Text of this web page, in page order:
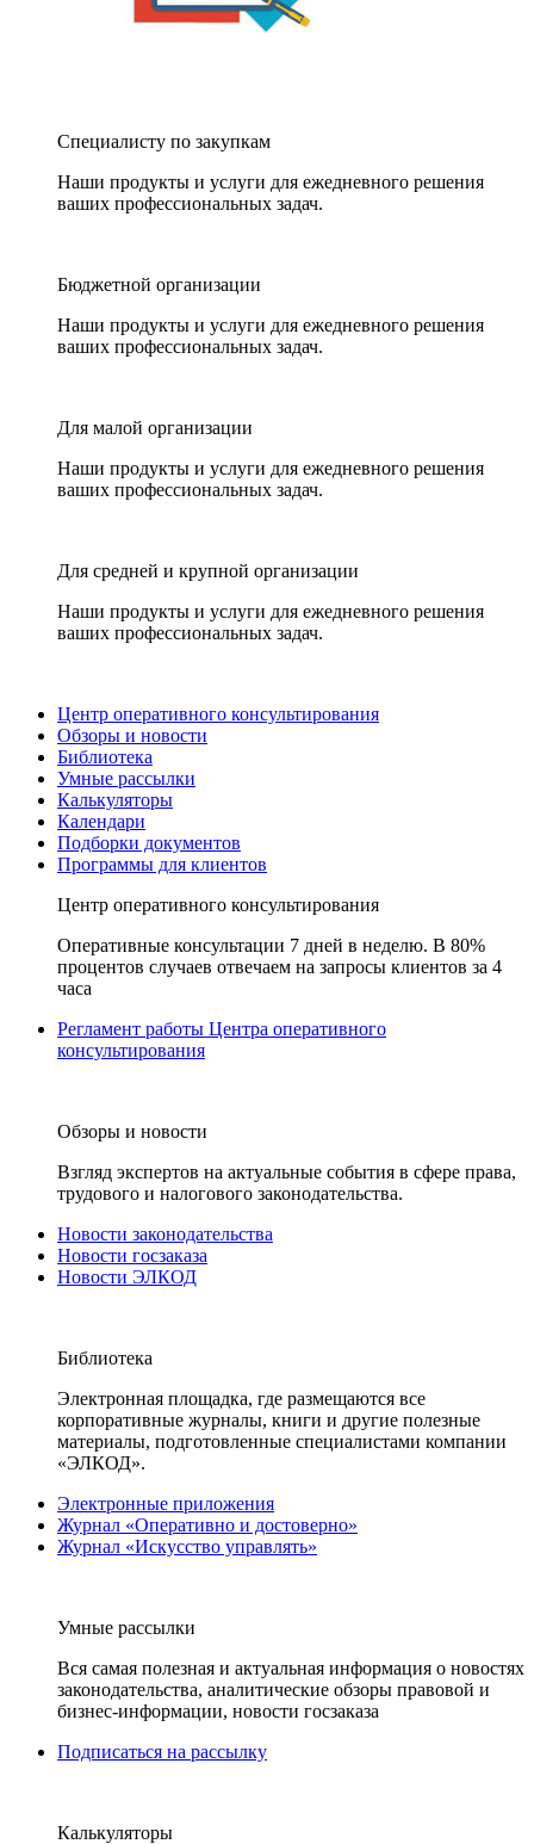
Специалисту по закупкам
Наши продукты и услуги для ежедневного решения
ваших профессиональных задач.
Бюджетной организации
Наши продукты и услуги для ежедневного решения
ваших профессиональных задач.
Для малой организации
Наши продукты и услуги для ежедневного решения
ваших профессиональных задач.
Для средней и крупной организации
Наши продукты и услуги для ежедневного решения
ваших профессиональных задач.
Центр оперативного консультирования
Обзоры и новости
Библиотека
Умные рассылки
Калькуляторы
Календари
Подборки документов
Программы для клиентов
Центр оперативного консультирования
Оперативные консультации 7 дней в неделю. В 80%
процентов случаев отвечаем на запросы клиентов за 4
часа
Регламент работы Центра оперативного
консультирования
Обзоры и новости
Взгляд экспертов на актуальные события в сфере права,
трудового и налогового законодательства.
Новости законодательства
Новости госзаказа
Новости ЭЛКОД
Библиотека
Электронная площадка, где размещаются все
корпоративные журналы, книги и другие полезные
материалы, подготовленные специалистами компании
«ЭЛКОД».
Электронные приложения
Журнал «Оперативно и достоверно»
Журнал «Искусство управлять»
Умные рассылки
Вся самая полезная и актуальная информация о новостях
законодательства, аналитические обзоры правовой и
бизнес-информации, новости госзаказа
Подписаться на рассылку
Калькуляторы